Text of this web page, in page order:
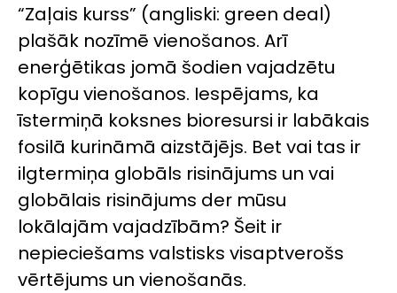
“Zaļais kurss” (angliski: green deal)
plašāk nozīmē vienošanos. Arī
enerģētikas jomā šodien vajadzētu
kopīgu vienošanos. Iespējams, ka
īstermiņā koksnes bioresursi ir labākais
fosilā kurināmā aizstājējs. Bet vai tas ir
ilgtermiņa globāls risinājums un vai
globālais risinājums der mūsu
lokālajām vajadzībām? Šeit ir
nepieciešams valstisks visaptverošs
vērtējums un vienošanās.